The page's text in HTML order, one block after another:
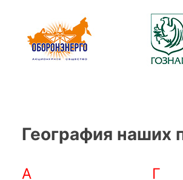
География наших
А Г